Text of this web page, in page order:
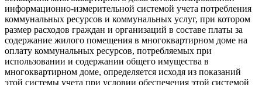
информационно-измерительной системой учета потребления
коммунальных ресурсов и коммунальных услуг, при котором
размер расходов граждан и организаций в составе платы за
содержание жилого помещения в многоквартирном доме на
оплату коммунальных ресурсов, потребляемых при
использовании и содержании общего имущества в
многоквартирном доме, определяется исходя из показаний
этой системы учета при условии обеспечения этой системой